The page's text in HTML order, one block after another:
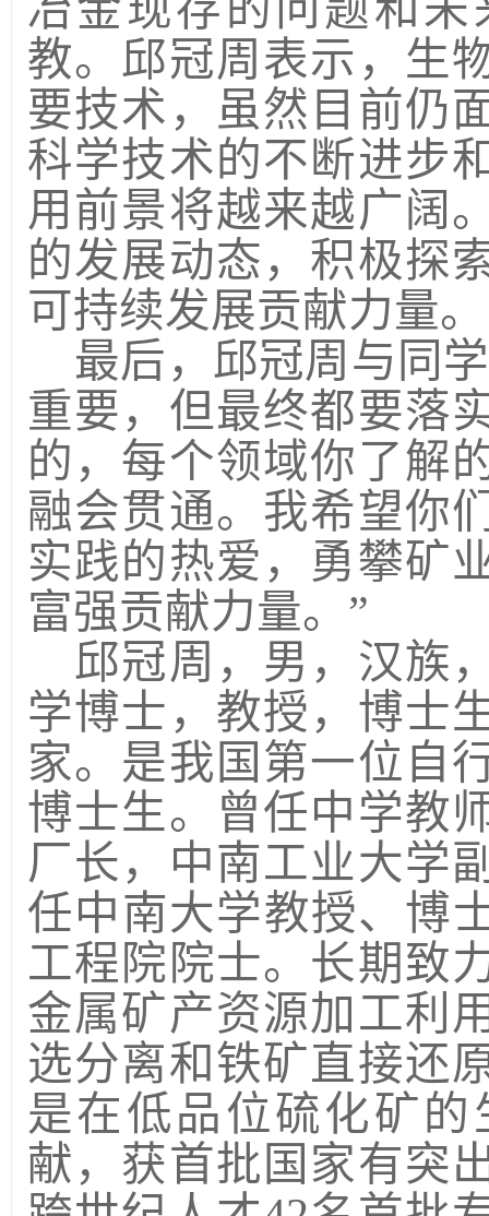
冶金现存的问题和
教。邱冠周表示 ，生
要技术，虽然目前仍
科学技术的不断进步
用前景将越来越广阔
的发展动态，积极探
可持续发展贡献力量。
最后，邱冠周与同
重要，但最终都要落
的，每个领域你了解
融会贯通。我希望你
实践的热爱，勇攀矿
富强贡献力量。”
邱冠周 ，男，汉族
学博士，教授，博士
家。是我国第一位自
博士生。曾任中学教
厂长， 中南工业大学
任中南大学教授、 博
工程院院士。长期致
金属矿产资源加工利
选分离和铁矿直接还
是在低品位硫化矿
献，获首批国家有突